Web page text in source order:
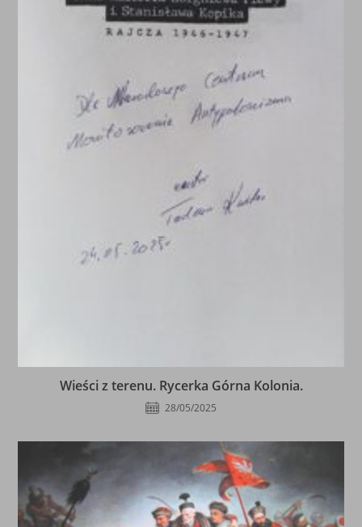
Wieści z terenu. Rycerka Górna Kolonia.
28/05/2025